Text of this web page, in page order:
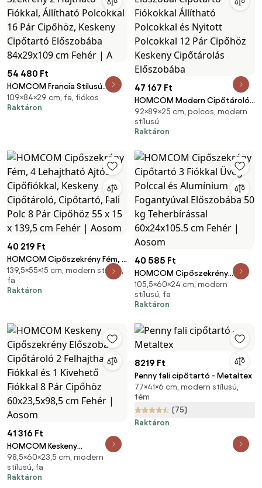
54 480 Ft
HOMCOM Francia Stílusú
Cipőtároló Szekrény 2
Hajtható Fiókkal, Állítható
109×84×29 cm, fa, fiókos
Raktáron
47 167 Ft
HOMCOM Modern Cipőtároló
Szekrény Előszobai Cipőtartó
Fiókokkal Állítható Polcokkal és
Nyitott Polcokkal 12 Pár
Előszobába
92×89×25 cm, polcos, modern
stílusú
Raktáron
40 219 Ft
HOMCOM Cipőszekrény Fém, 4
Lehajtható Ajtós Cipőfiókkal,
Keskeny Cipőtároló, Cipőtartó,
Fali Polc 8 Pár Cipőhöz 55 x 15 x
139,5×55×15 cm, modern stílusú,
fa
Raktáron
40 585 Ft
HOMCOM Cipőszekrény
Cipőtartó 3 Fiókkal Üveg
Polccal és Alumínium
Fogantyúval Előszobába 50 kg
Fehér | Aosom
105,5×60×24 cm, modern
stílusú, fa
Raktáron
41 316 Ft
HOMCOM Keskeny
Cipőszekrény Előszoba
Cipőtároló 2 Felhajtható
Fiókkal és 1 Kivehető Fiókkal 8
98,5×60×23,5 cm, modern
stílusú, fa
Raktáron
8219 Ft
Penny fali cipőtartó - Metaltex
77×41×6 cm, modern stílusú,
fém
(75)
Raktáron